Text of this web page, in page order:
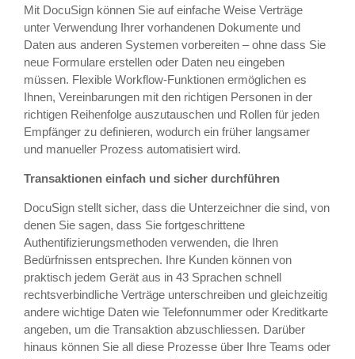
Mit DocuSign können Sie auf einfache Weise Verträge
unter Verwendung Ihrer vorhandenen Dokumente und
Daten aus anderen Systemen vorbereiten – ohne dass Sie
neue Formulare erstellen oder Daten neu eingeben
müssen. Flexible Workflow-Funktionen ermöglichen es
Ihnen, Vereinbarungen mit den richtigen Personen in der
richtigen Reihenfolge auszutauschen und Rollen für jeden
Empfänger zu definieren, wodurch ein früher langsamer
und manueller Prozess automatisiert wird.
Transaktionen einfach und sicher durchführen
DocuSign stellt sicher, dass die Unterzeichner die sind, von
denen Sie sagen, dass Sie fortgeschrittene
Authentifizierungsmethoden verwenden, die Ihren
Bedürfnissen entsprechen. Ihre Kunden können von
praktisch jedem Gerät aus in 43 Sprachen schnell
rechtsverbindliche Verträge unterschreiben und gleichzeitig
andere wichtige Daten wie Telefonnummer oder Kreditkarte
angeben, um die Transaktion abzuschliessen. Darüber
hinaus können Sie all diese Prozesse über Ihre Teams oder